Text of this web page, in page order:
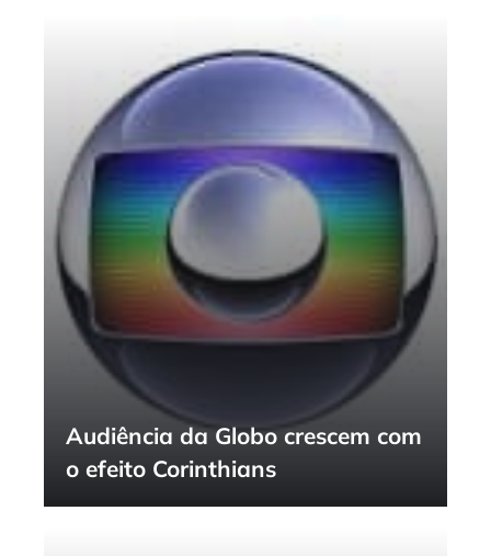
Audiência da Globo crescem com
o efeito Corinthians